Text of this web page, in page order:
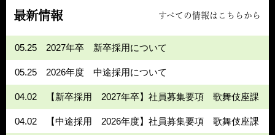
最新情報 すべての情報はこちらから
05.25 2027年卒 新卒採用について
05.25 2026年度 中途採用について
04.02 【新卒採用 2027年卒】社員募集要項 歌舞伎座課
04.02 【中途採用 2026年度】社員募集要項 歌舞伎座課